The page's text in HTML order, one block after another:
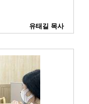
유태길 목사